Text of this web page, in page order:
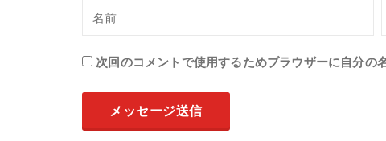
次回のコメントで使用するためブラウザーに自分の